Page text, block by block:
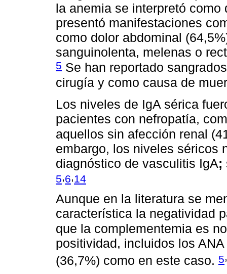
la anemia se interpretó
presentó manifestaciones
como dolor abdominal
sanguinolenta, melenas o
5 Se han reportado
cirugía y como causa de
Los niveles de IgA sérica
pacientes con nefropatía,
aquellos sin afección renal
embargo, los niveles séricos
diagnóstico de vasculitis IgA;
5,6,14
Aunque en la literatura se
característica la negatividad
que la complementemia es
positividad, incluidos los
(36,7%) como en este caso. 5,